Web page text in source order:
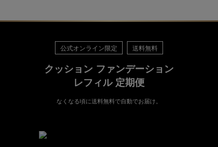
公式オンライン限定 送料無料
クッション ファンデーション
レフィル 定期便
なくなる頃に送料無料で自動でお届け。